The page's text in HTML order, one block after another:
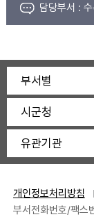
담당부서 :
부서별
시군청
유관기관
개인정보처리방침
부서전화번호/팩스